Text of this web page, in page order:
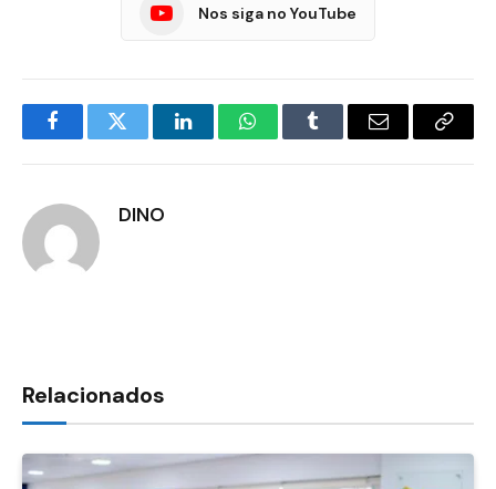
Nos siga no YouTube
FacebookTwitter LinkedInWhatsAppTumblr E-
Copiar
DINO
Relacionados